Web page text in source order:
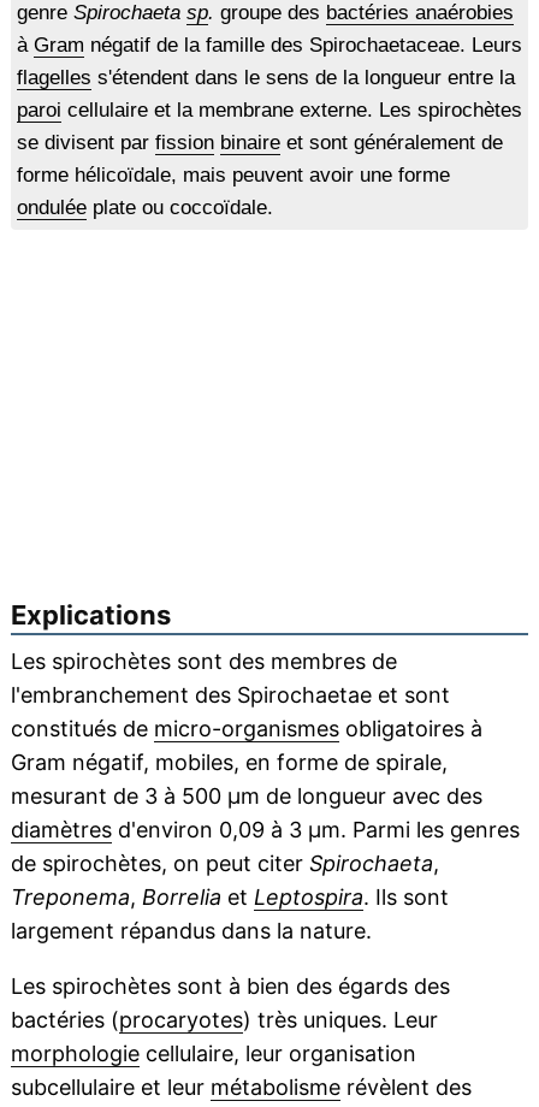
genre Spirochaeta sp. groupe des bactéries anaérobies
à Gram négatif de la famille des Spirochaetaceae. Leurs
flagelles s'étendent dans le sens de la longueur entre la
paroi cellulaire et la membrane externe. Les spirochètes
se divisent par fission binaireet sont généralement de
forme hélicoïdale, mais peuvent avoir une forme
onduléeplate ou coccoïdale.
Explications
Les spirochètes sont des membres de
l'embranchement des Spirochaetae et sont
constitués de micro-organismesobligatoires à
Gram négatif, mobiles, en forme de spirale,
mesurant de 3 à 500 μm de longueur avec des
diamètresd'environ 0,09 à 3 μm. Parmi les genres
de spirochètes, on peut citer Spirochaeta,
Treponema, Borrelia et Leptospira. Ils sont
largement répandus dans la nature.
Les spirochètes sont à bien des égards des
bactéries (procaryotes) très uniques. Leur
morphologiecellulaire, leur organisation
subcellulaire et leur métabolismerévèlent des